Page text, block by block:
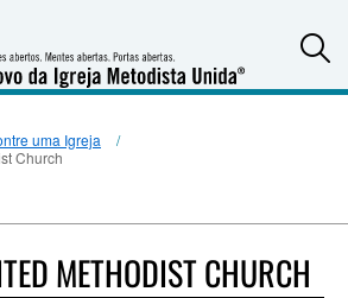
uma Igreja
Church
METHODIST CHURCH